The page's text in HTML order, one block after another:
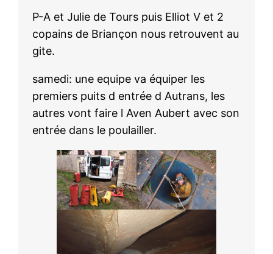
P-A et Julie de Tours puis Elliot V et 2
copains de Briançon nous retrouvent au
gite.
samedi: une equipe va équiper les
premiers puits d entrée d Autrans, les
autres vont faire l Aven Aubert avec son
entrée dans le poulailler.